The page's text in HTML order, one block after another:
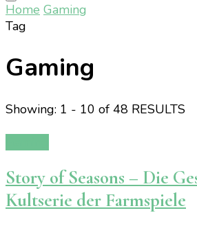
Home Gaming
Tag
Gaming
Showing: 1 - 10 of 48 RESULTS
Story of Seasons – Die
Kultserie der Farmspiele